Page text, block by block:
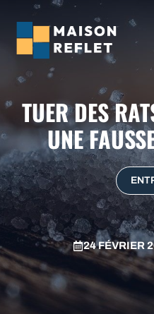
contenu
TUER DES
UNE
24 FÉVRIER